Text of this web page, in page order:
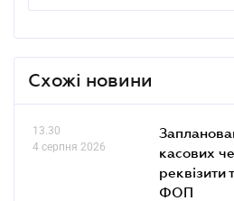
Схожі новини
13.30
4 серпня 2026
касових
ФОП